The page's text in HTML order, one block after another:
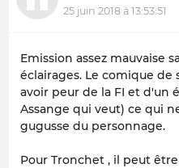
25 juin 2018 à 13:53:51
Emission assez mauvaise
éclairages. Le comique de
avoir peur de la FI et d'un
Assange qui veut) ce qui
gugusse du personnage.
Pour Tronchet , il peut